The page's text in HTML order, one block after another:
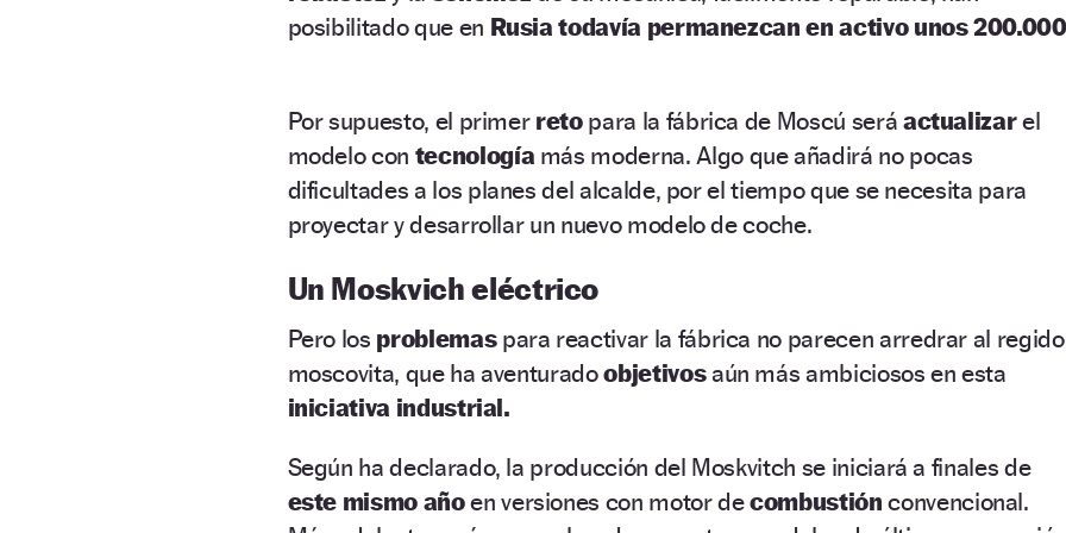
posibilitado que en Rusia todavía permanezcan en activo unos 200.000
Por supuesto, el primer reto para la fábrica de Moscú será actualizarel
modelo con tecnología más moderna. Algo que añadirá no pocas
dificultades a los planes del alcalde, por el tiempo que se necesita para
proyectar y desarrollar un nuevo modelo de coche.
Un Moskvich eléctrico
Pero los problemas para reactivar la fábrica no parecen arredrar al
moscovita, que ha aventuradoobjetivosaún más ambiciosos en esta
iniciativa industrial.
Según ha declarado, la producción del Moskvitch se iniciará a finales de
este mismo añoen versiones con motor decombustión convencional.